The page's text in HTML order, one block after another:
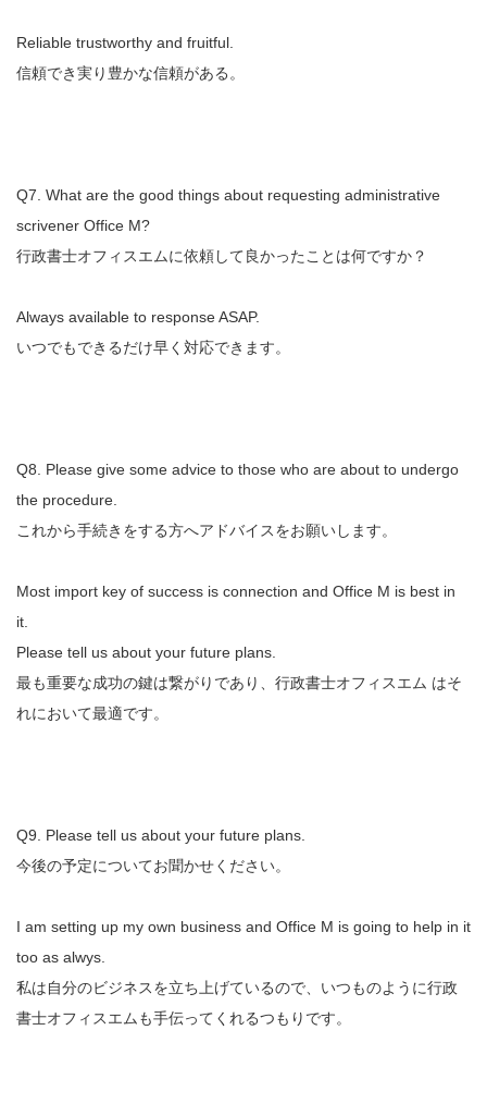
Reliable trustworthy and fruitful.
信頼でき実り豊かな信頼がある。
Q7. What are the good things about requesting administrative
scrivener Office M?
行政書士オフィスエムに依頼して良かったことは何ですか？
Always available to response ASAP.
いつでもできるだけ早く対応できます。
Q8. Please give some advice to those who are about to undergo
the procedure.
これから手続きをする方へアドバイスをお願いします。
Most import key of success is connection and Office M is best in
it.
Please tell us about your future plans.
最も重要な成功の鍵は繋がりであり、行政書士オフィスエム はそ
れにおいて最適です。
Q9. Please tell us about your future plans.
今後の予定についてお聞かせください。
I am setting up my own business and Office M is going to help in it
too as alwys.
私は自分のビジネスを立ち上げているので、いつものように行政
書士オフィスエムも手伝ってくれるつもりです。